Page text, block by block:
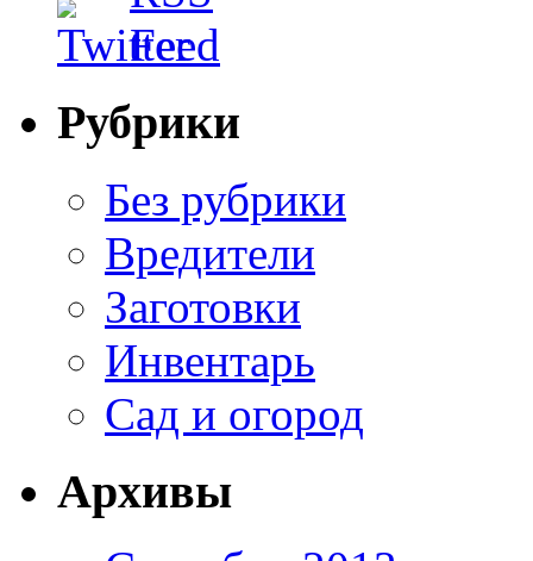
Рубрики
Без рубрики
Вредители
Заготовки
Инвентарь
Сад и огород
Архивы